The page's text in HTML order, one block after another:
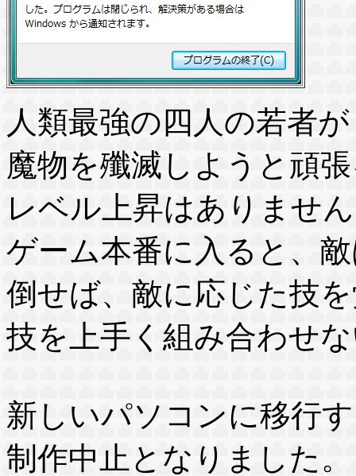
人類最強の四人の若者が
魔物を殲滅しようと頑
レベル上昇はありませ
ゲーム本番に入ると、
倒せば、敵に応じた技
技を上手く組み合わせ
新しいパソコンに移行
制作中止となりました。